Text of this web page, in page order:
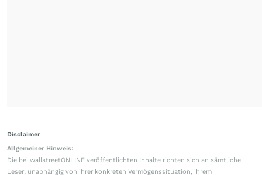
Disclaimer
Allgemeiner Hinweis:
Die bei wallstreetONLINE veröffentlichten Inhalte richten sich an sämtliche
Leser, unabhängig von ihrer konkreten Vermögenssituation, ihrem